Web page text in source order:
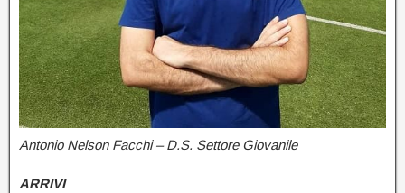
Antonio Nelson Facchi – D.S. Settore Giovanile
ARRIVI